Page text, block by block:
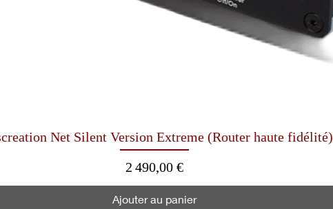
Aperçu rapide
Net Silent Version Extreme (Router haute fidélité)
Prix
2 490,00 €
Ajouter au panier